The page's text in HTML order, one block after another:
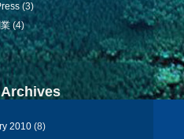
(3)
(4)
Archives
2010 (8)